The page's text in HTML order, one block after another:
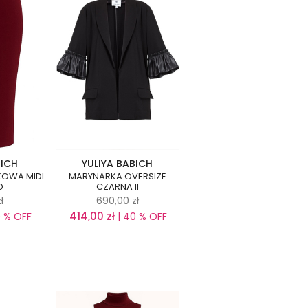
MIDI
OFF
YULIYA BABICH
MARYNARKA OVERSIZE
CZARNA II
690,00 zł
414,00 zł | 40 % OFF